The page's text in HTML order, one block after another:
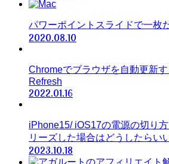
パワーポイントスライドで一枚
2020.08.10
Chromeでブラウザを自動更新
Refresh
2022.01.16
iPhone15/ iOS17の電源の切り
リーズした場合はどうしたらい
2023.10.18